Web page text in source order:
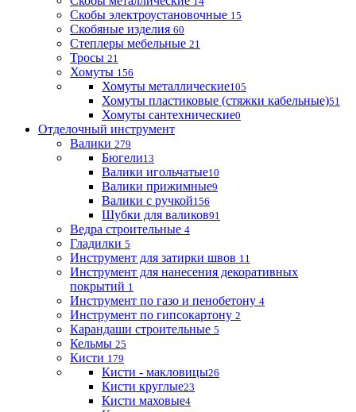
Скобы электроустановочные 15
Скобяные изделия 60
Степлеры мебельные 21
Тросы 21
Хомуты 156
Хомуты металлические105
Хомуты пластиковые (стяжки кабельные)51
Хомуты сантехнические0
Отделочный инструмент
Валики 279
Бюгели13
Валики игольчатые10
Валики прижимные9
Валики с ручкой156
Шубки для валиков91
Ведра строительные 4
Гладилки 5
Инструмент для затирки швов 11
Инструмент для нанесения декоративных
покрытий 1
Инструмент по газо и пенобетону 4
Инструмент по гипсокартону 2
Карандаши строительные 5
Кельмы 25
Кисти 179
Кисти - макловицы26
Кисти круглые23
Кисти маховые4